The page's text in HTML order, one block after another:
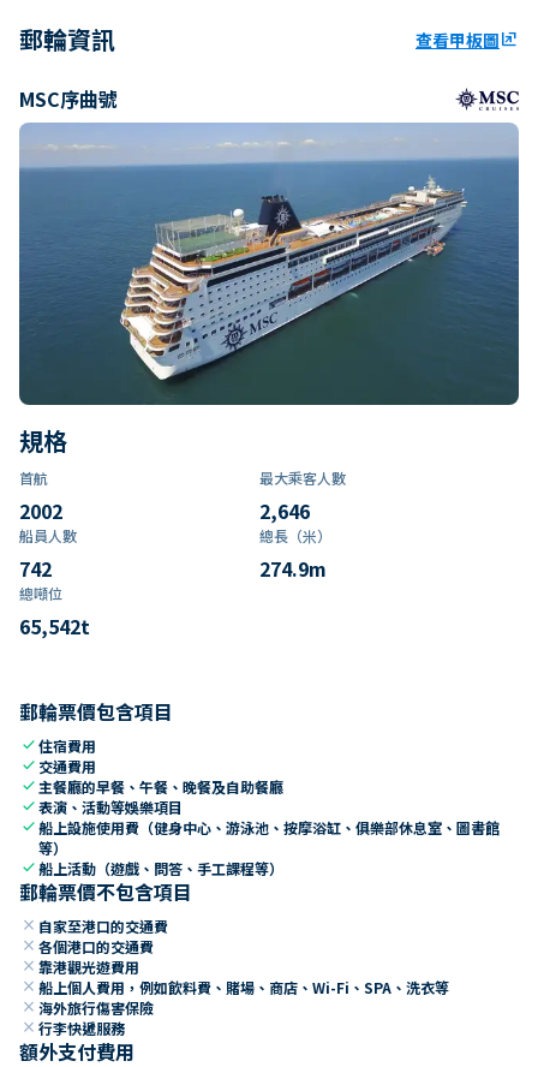
郵輪資訊 查看甲板圖ungroup
MSC序曲號
規格
首航
2002
最大乘客人數
2,646
船員人數
742
總長（米）
274.9m
總噸位
65,542t
郵輪票價包含項目
check住宿費用
check 交通費用
check 主餐廳的早餐、午餐、晚餐及自助餐廳
check表演、活動等娛樂項目
check船上設施使用費（健身中心、游泳池、按摩浴缸、俱樂部休息室、圖書館
等）
check船上活動（遊戲、問答、手工課程等）
郵輪票價不包含項目
close 自家至港口的交通費
close 各個港口的交通費
close 靠港觀光遊費用
close 船上個人費用，例如飲料費、賭場、商店、Wi-Fi、SPA、洗衣等
close 海外旅行傷害保險
close 行李快遞服務
額外支付費用